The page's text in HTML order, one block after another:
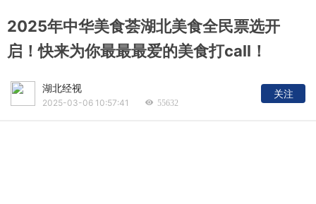
2025年中华美食荟湖北美食全民票选开
启！快来为你最最最爱的美食打call！
湖北经视
2025-03-06 10:57:41 55632
关注